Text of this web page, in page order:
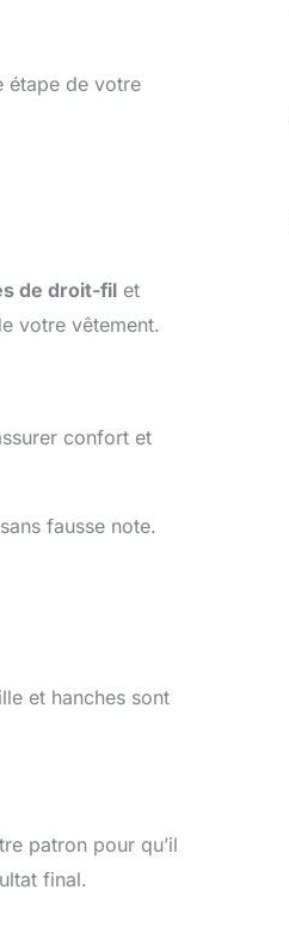
étape de votre
de droit-fil et
votre vêtement.
confort et
fausse note.
et hanches sont
patron pour qu’il
final.